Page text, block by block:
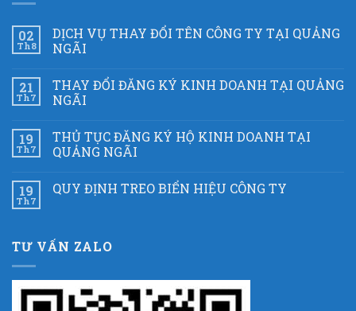
02
Th8
DỊCH VỤ THAY ĐỔI TÊN CÔNG TY TẠI QUẢNG
NGÃI
21
Th7
THAY ĐỔI ĐĂNG KÝ KINH DOANH TẠI QUẢNG
NGÃI
19
Th7
THỦ TỤC ĐĂNG KÝ HỘ KINH DOANH TẠI
QUẢNG NGÃI
19
Th7
QUY ĐỊNH TREO BIỂN HIỆU CÔNG TY
TƯ VẤN ZALO